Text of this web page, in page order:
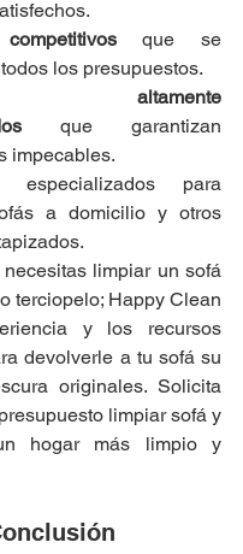
que se
los presupuestos.
altamente
que garantizan
impecables.
especializados para
a domicilio y otros
limpiar un sofá
terciopelo; Happy Clean
y los recursos
devolverle a tu sofá su
originales. Solicita
limpiar sofá y
hogar más limpio y